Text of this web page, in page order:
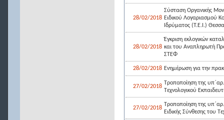
28/02/2018
Σύσταση Οργανικής
Ειδικού Λογαριασμού
Ιδρύματος (Τ.Ε.Ι.)
28/02/2018
Έγκριση εκλογικών
και του Αναπληρωτή
ΣΤΕΦ
28/02/2018 Ενημέρωση για την
27/02/2018
Τροποποίηση της
Τεχνολογικού
27/02/2018
Τροποποίηση της
Ειδικής Σύνθεσης του